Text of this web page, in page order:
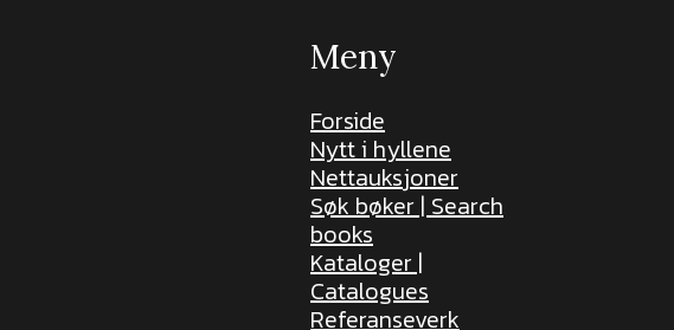
Meny
Forside
Nytt i hyllene
Nettauksjoner
Søk bøker | Search
books
Kataloger |
Catalogues
Referanseverk